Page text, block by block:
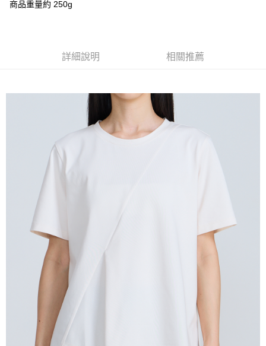
Google Pay
【關於「AFTEE先享後付」】
AFTEE先享後付是「在收到商品之後才付款」的支付方式。 讓您購物簡單
２．便利：只要手機號碼，簡訊認證，即可結帳。
３．安心：先確認商品／服務後，再付款。
【「AFTEE先享後付」結帳流程】
１．於結帳方式選擇「AFTEE先享後付」後，將跳轉至「AFTEE先享後付」
結帳頁面，進行簡訊認證並確認金額後，即可完成結帳。
２．訂單成立數日內，您將收到繳費通知簡訊。
３．收到繳費通知簡訊後14天內，點擊此簡訊中的連結，可透過四大超商／
ATM／網路銀行／等多元方式進行付款，方視為交易完成。
※ 請注意：結帳手續完成當下不需立刻繳費，但若您需要取消訂單，請聯絡
購買商品的店家。未經商家同意取消之訂單仍視為有效，需透過AFTEE先享
後付繳納相關費用。
※ 交易是否成功請以「AFTEE先享後付 」之結帳頁面顯示為準，若有關於
是否繳費成功／繳費後需取消欲退款等相關疑問，請聯繫「AFTEE先享後付
客戶支援中心」
https://netprotections.freshdesk.com/support/home
【注意事項】
１．透過由恩沛科技股份有限公司提供之「AFTEE先享後付」服務完成之交
易，需依本服務之必要範圍內提供個人資料，並將交易相關給付款項請求債
權轉讓予恩沛科技股份有限公司。
２．關於個人資料處理事宜，請瀏覽以下網址：
https://aftee.tw/terms/#terms3
３．未成年的使用者請事先徵得法定代理人或監護人之同意方可使用
「AFTEE先享後付」，若未經同意申辦者引起之損失，本公司不負相關責
每筆NT$80，滿NT$2,000(含以上)免運費
付款後全家取貨
每筆NT$80，滿NT$2,000(含以上)免運費
7-11付款取貨
每筆NT$80，滿NT$2,000(含以上)免運費
付款後7-11取貨
每筆NT$80，滿NT$2,000(含以上)免運費
每筆NT$80，滿NT$2,000(含以上)免運費
離島宅配
每筆NT$150，滿NT$2,000(含以上)免運費
順豐港澳宅配/宇迅國際物流
商品重量約 250g
詳細說明 相關推薦